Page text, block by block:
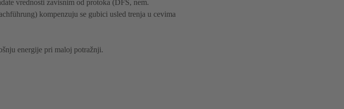
vrednosti zavisnim od protoka (DFS, nem.
kompenzuju se gubici usled trenja u cevima
energije pri maloj potražnji.